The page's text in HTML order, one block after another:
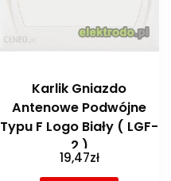
Karlik Gniazdo
Antenowe Podwójne
Typu F Logo Biały ( LGF-
2 )
19,47zł